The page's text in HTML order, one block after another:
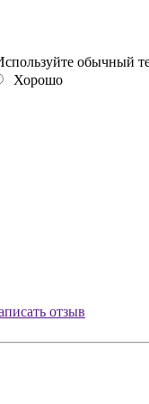
обычный
Хорошо
отзыв